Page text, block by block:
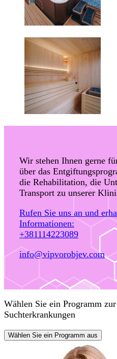
Wir stehen Ihnen gerne
über das
die Rehabilitation, die
Transport zu unserer
Rufen Sie uns an und
Informationen:
+381114223089
info@vipvorobjev.com
Wählen Sie ein Programm
Suchterkrankungen
Wählen Sie ein Programm aus